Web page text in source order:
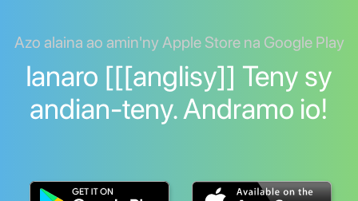
Azo alaina ao amin'ny Apple Store na Google Play
Ianaro [[[anglisy]] Teny sy
andian-teny. Andramo io!